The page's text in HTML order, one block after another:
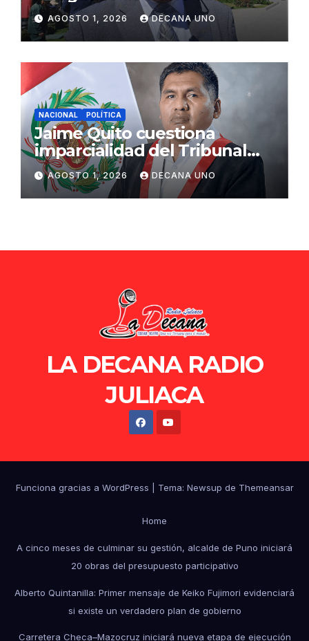
propuestas sobre seguridad
ciudadana
AGOSTO 1, 2026 DECANA UNO
NACIONAL POLÍTICA
Jaime Quito cuestiona
imparcialidad del Tribunal
Constitucional tras liberación
de Ollanta Humala
AGOSTO 1, 2026 DECANA UNO
LA DECANA RADIO
JULIACA
Funciona gracias a WordPress Tema: Newsup de Themeansar
Home
A cinco meses de culminar su gestión, alcalde de Puno iniciará
20 obras del presupuesto participativo
Alberto Quintanilla: Primer mensaje de Keiko Fujimori evidenciará
si existe un verdadero plan de gobierno
Carretera Checa–Mazocruz iniciará nueva etapa de ejecución